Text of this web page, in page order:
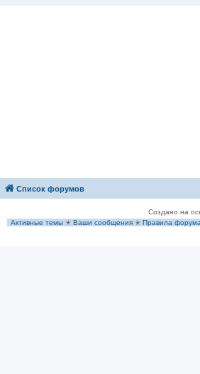
Список форумов
Создано на
Активные темы ✭ Ваши сообщения ✭ Правила